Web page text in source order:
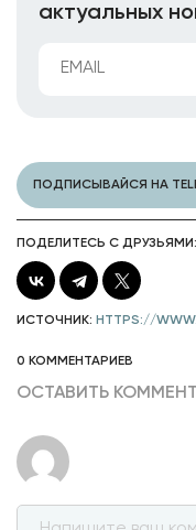
актуальных
ПОДПИСЫВАЙСЯ НА
ПОДЕЛИТЕСЬ С ДРУЗЬЯМИ:
ИСТОЧНИК: HTTPS://
0 КОММЕНТАРИЕВ
ОСТАВИТЬ